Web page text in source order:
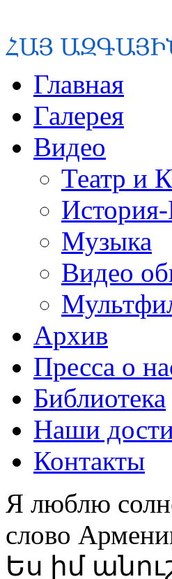
Главная
Галерея
Видео
Театр и
Музыка
Видео
Архив
Пресса о
Библиотека
Наши
Контакты
Я люблю
слово
Ես իմ